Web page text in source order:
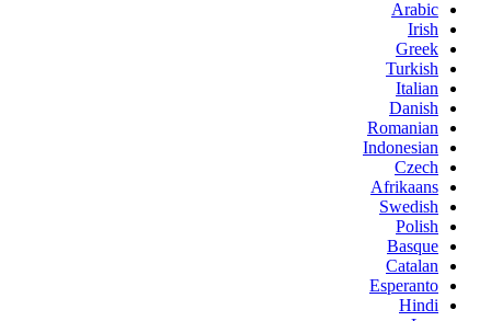
Arabic
Irish
Greek
Turkish
Italian
Danish
Romanian
Indonesian
Czech
Afrikaans
Swedish
Polish
Basque
Catalan
Esperanto
Hindi